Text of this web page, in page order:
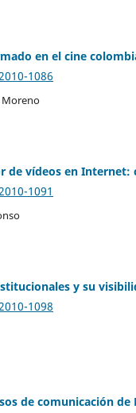
en el cine
1086
Moreno
de vídeos en Internet:
1091
y su
1098
de comunicación de